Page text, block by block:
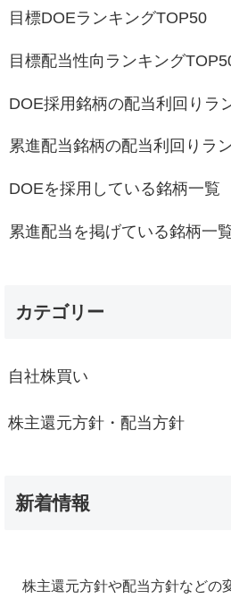
目標DOEランキングTOP50
目標配当性向ランキング
DOE採用銘柄の配当利回りラ
累進配当銘柄の配当利回りラ
DOEを採用している銘柄一覧
累進配当を掲げている銘柄一
カテゴリー
自社株買い
株主還元方針・配当方針
新着情報
株主還元方針や配当方針などの